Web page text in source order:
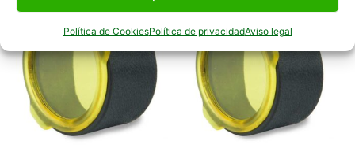
Política de CookiesPolítica de privacidadAviso legal